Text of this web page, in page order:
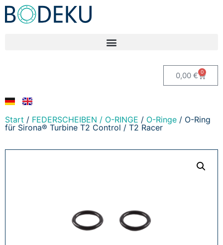
0,00 € 0
Start / FEDERSCHEIBEN / O-RINGE / O-Ringe / O-Ring
für Sirona® Turbine T2 Control / T2 Racer